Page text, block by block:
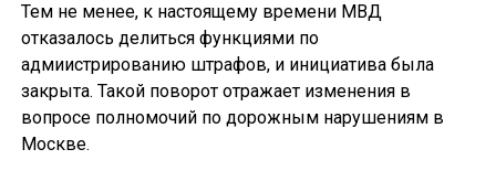
Тем не менее, к настоящему времени МВД
отказалось делиться функциями по
адмиистрированию штрафов, и инициатива была
закрыта. Такой поворот отражает изменения в
вопросе полномочий по дорожным нарушениям в
Москве.